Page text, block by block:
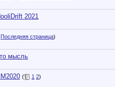
2021
Последняя страница)
мысль
( 1 2)